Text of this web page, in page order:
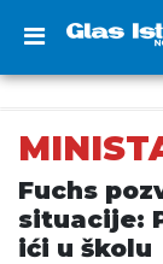
Fuchs
situacije:
ići u školu